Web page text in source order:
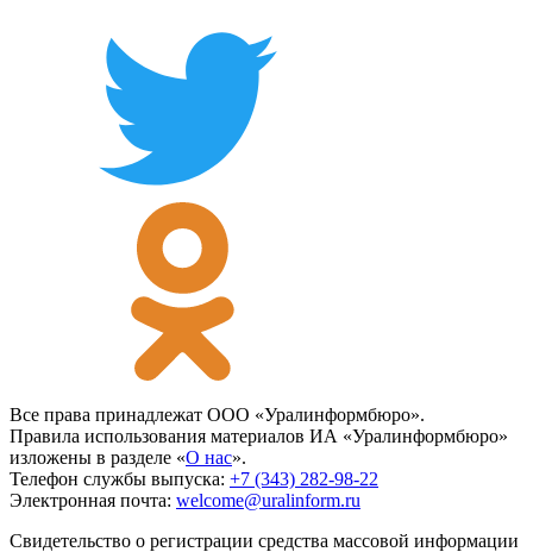
Все права принадлежат ООО «Уралинформбюро».
Правила использования материалов ИА «Уралинформбюро»
изложены в разделе «О нас».
Телефон службы выпуска: +7 (343) 282-98-22
Электронная почта: welcome@uralinform.ru
Свидетельство о регистрации средства массовой информации